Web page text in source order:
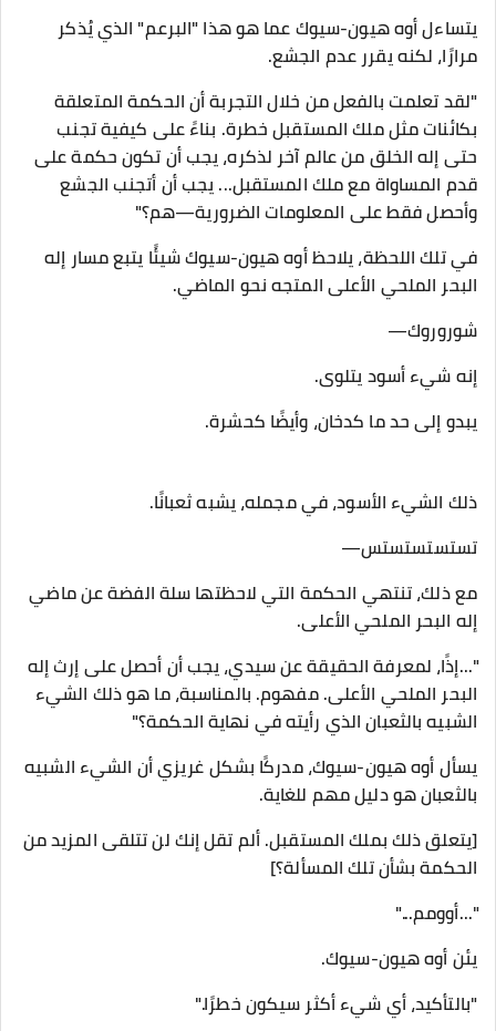
يتساءل أوه هيون-سيوك عما هو هذا "البرعم" الذي يُذكر
مرارًا، لكنه يقرر عدم الجشع.
"لقد تعلمت بالفعل من خلال التجربة أن الحكمة المتعلقة
بكائنات مثل ملك المستقبل خطرة. بناءً على كيفية تجنب
حتى إله الخلق من عالم آخر لذكره، يجب أن تكون حكمة على
قدم المساواة مع ملك المستقبل... يجب أن أتجنب الجشع
وأحصل فقط على المعلومات الضرورية—هم؟"
في تلك اللحظة، يلاحظ أوه هيون-سيوك شيئًا يتبع مسار إله
البحر الملحي الأعلى المتجه نحو الماضي.
شوروروك—
إنه شيء أسود يتلوى.
يبدو إلى حد ما كدخان، وأيضًا كحشرة.
ذلك الشيء الأسود، في مجمله، يشبه ثعبانًا.
تستستستستس—
مع ذلك، تنتهي الحكمة التي لاحظتها سلة الفضة عن ماضي
إله البحر الملحي الأعلى.
"...إذًا، لمعرفة الحقيقة عن سيدي، يجب أن أحصل على إرث إله
البحر الملحي الأعلى. مفهوم. بالمناسبة، ما هو ذلك الشيء
الشبيه بالثعبان الذي رأيته في نهاية الحكمة؟"
يسأل أوه هيون-سيوك، مدركًا بشكل غريزي أن الشيء الشبيه
بالثعبان هو دليل مهم للغاية.
[يتعلق ذلك بملك المستقبل. ألم تقل إنك لن تتلقى المزيد من
الحكمة بشأن تلك المسألة؟]
"...أوومم..."
يئن أوه هيون-سيوك.
"بالتأكيد، أي شيء أكثر سيكون خطرًا."